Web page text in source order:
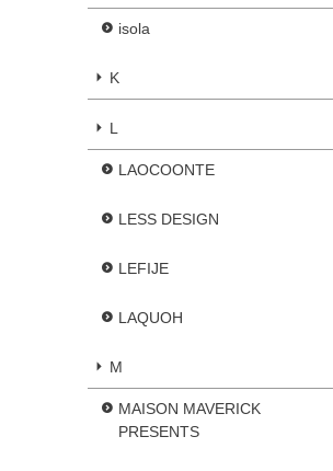
isola
K
L
LAOCOONTE
LESS DESIGN
LEFIJE
LAQUOH
M
MAISON MAVERICK
PRESENTS